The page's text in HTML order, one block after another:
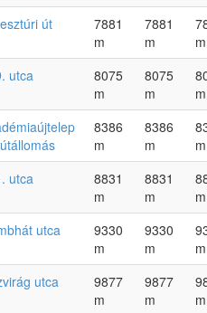
út
7881
m
7881
m
m
utca
8075
m
8075
m
m
8386
m
8386
m
m
utca
8831
m
8831
m
m
utca
9330
m
9330
m
m
utca
9877
m
9877
m
m